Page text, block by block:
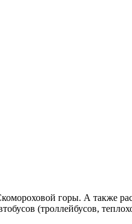
горы. А также
(троллейбусов,